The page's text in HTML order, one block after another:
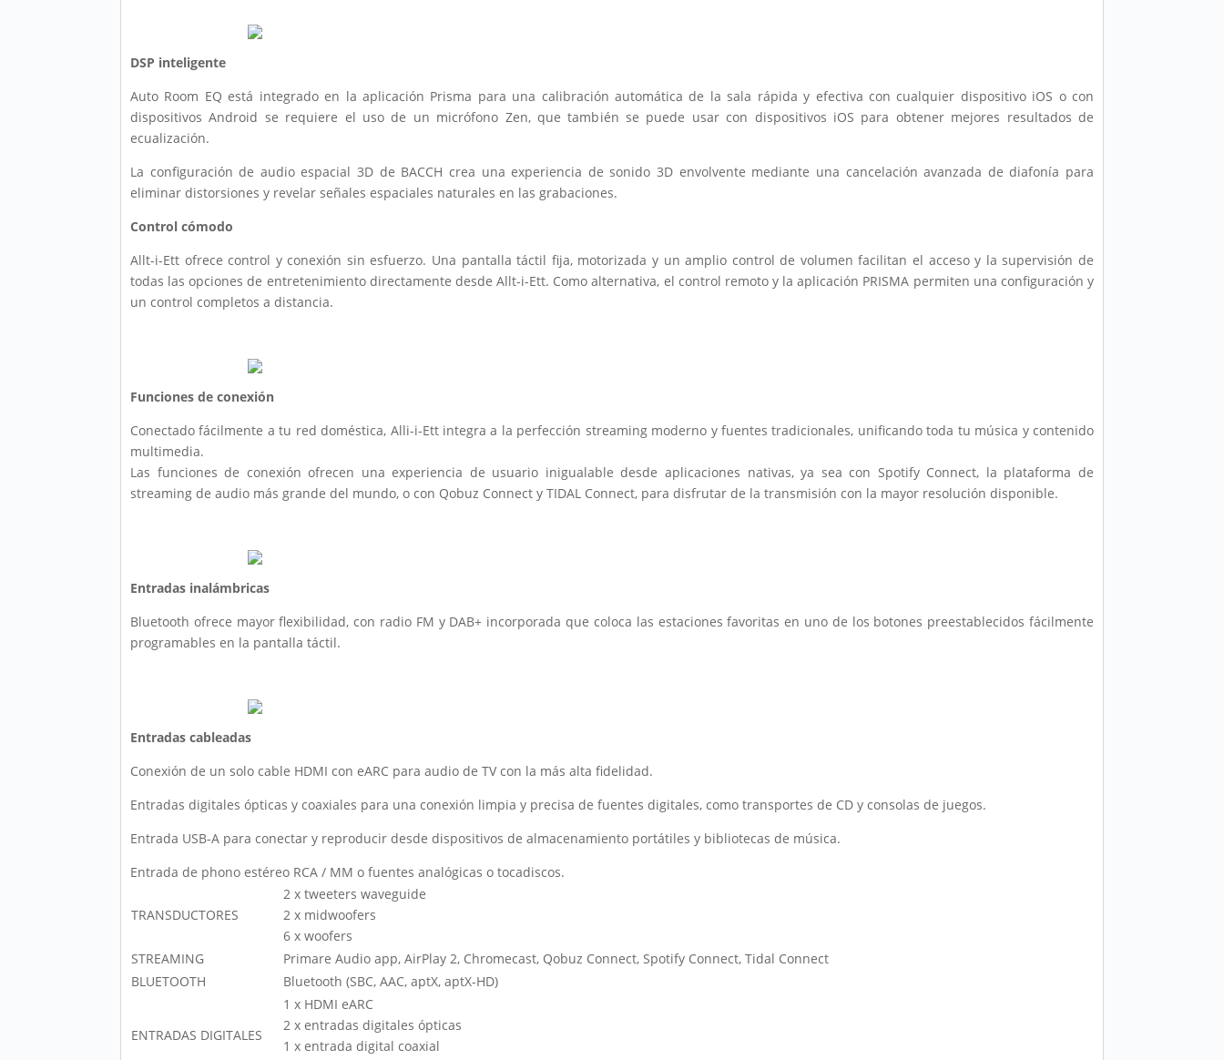
DSP inteligente
Auto Room EQ está integrado en la aplicación Prisma para una calibración automática de la sala rápida y efectiva con cualquier dispositivo iOS o con
dispositivos Android se requiere el uso de un micrófono Zen, que también se puede usar con dispositivos iOS para obtener mejores resultados de
ecualización.
La configuración de audio espacial 3D de BACCH crea una experiencia de sonido 3D envolvente mediante una cancelación avanzada de diafonía para
eliminar distorsiones y revelar señales espaciales naturales en las grabaciones.
Control cómodo
Allt-i-Ett ofrece control y conexión sin esfuerzo. Una pantalla táctil fija, motorizada y un amplio control de volumen facilitan el acceso y la supervisión de
todas las opciones de entretenimiento directamente desde Allt-i-Ett. Como alternativa, el control remoto y la aplicación PRISMA permiten una configuración y
un control completos a distancia.
Funciones de conexión
Conectado fácilmente a tu red doméstica, Alli-i-Ett integra a la perfección streaming moderno y fuentes tradicionales, unificando toda tu música y contenido
multimedia.
Las funciones de conexión ofrecen una experiencia de usuario inigualable desde aplicaciones nativas, ya sea con Spotify Connect, la plataforma de
streaming de audio más grande del mundo, o con Qobuz Connect y TIDAL Connect, para disfrutar de la transmisión con la mayor resolución disponible.
Entradas inalámbricas
Bluetooth ofrece mayor flexibilidad, con radio FM y DAB+ incorporada que coloca las estaciones favoritas en uno de los botones preestablecidos fácilmente
programables en la pantalla táctil.
Entradas cableadas
Conexión de un solo cable HDMI con eARC para audio de TV con la más alta fidelidad.
Entradas digitales ópticas y coaxiales para una conexión limpia y precisa de fuentes digitales, como transportes de CD y consolas de juegos.
Entrada USB-A para conectar y reproducir desde dispositivos de almacenamiento portátiles y bibliotecas de música.
Entrada de phono estéreo RCA / MM o fuentes analógicas o tocadiscos.
TRANSDUCTORES
2 x tweeters waveguide
2 x midwoofers
6 x woofers
STREAMING
Primare Audio app, AirPlay 2, Chromecast, Qobuz Connect, Spotify Connect, Tidal Connect
BLUETOOTH
Bluetooth (SBC, AAC, aptX, aptX-HD)
ENTRADAS DIGITALES
1 x HDMI eARC
2 x entradas digitales ópticas
1 x entrada digital coaxial